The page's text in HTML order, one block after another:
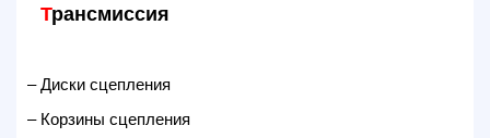
Трансмиссия
– Диски сцепления
– Корзины сцепления